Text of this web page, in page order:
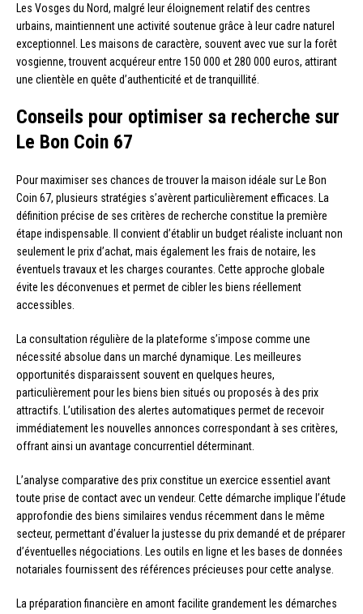
Les Vosges du Nord, malgré leur éloignement relatif des centres
urbains, maintiennent une activité soutenue grâce à leur cadre naturel
exceptionnel. Les maisons de caractère, souvent avec vue sur la forêt
vosgienne, trouvent acquéreur entre 150 000 et 280 000 euros, attirant
une clientèle en quête d’authenticité et de tranquillité.
Conseils pour optimiser sa recherche sur
Le Bon Coin 67
Pour maximiser ses chances de trouver la maison idéale sur Le Bon
Coin 67, plusieurs stratégies s’avèrent particulièrement efficaces. La
définition précise de ses critères de recherche constitue la première
étape indispensable. Il convient d’établir un budget réaliste incluant non
seulement le prix d’achat, mais également les frais de notaire, les
éventuels travaux et les charges courantes. Cette approche globale
évite les déconvenues et permet de cibler les biens réellement
accessibles.
La consultation régulière de la plateforme s’impose comme une
nécessité absolue dans un marché dynamique. Les meilleures
opportunités disparaissent souvent en quelques heures,
particulièrement pour les biens bien situés ou proposés à des prix
attractifs. L’utilisation des alertes automatiques permet de recevoir
immédiatement les nouvelles annonces correspondant à ses critères,
offrant ainsi un avantage concurrentiel déterminant.
L’analyse comparative des prix constitue un exercice essentiel avant
toute prise de contact avec un vendeur. Cette démarche implique l’étude
approfondie des biens similaires vendus récemment dans le même
secteur, permettant d’évaluer la justesse du prix demandé et de préparer
d’éventuelles négociations. Les outils en ligne et les bases de données
notariales fournissent des références précieuses pour cette analyse.
La préparation financière en amont facilite grandement les démarches